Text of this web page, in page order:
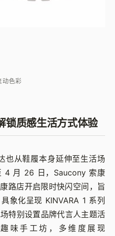
动色彩
锁质感生活方式体验
也从鞋履本身延伸至生活场
月 26 日，Saucony 索康
路店开启限时快闪空间，旨
象化呈现 KINVARA 1 系列
特别设置品牌代言人主题活
味手工坊，多维度展现